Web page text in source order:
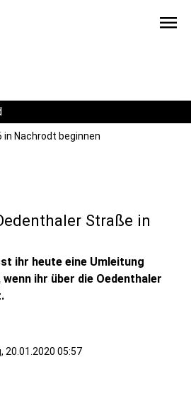
menu
in Nachrodt beginnen
Straße in
ihr heute eine Umleitung
ihr über die Oedenthaler
20.01.2020 05:57